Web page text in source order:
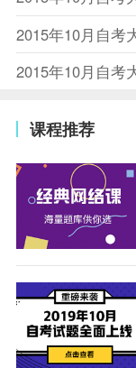
2015年10月自考
2015年10月自考
课程推荐